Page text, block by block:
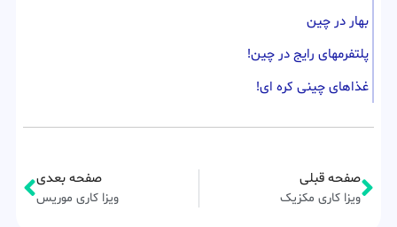
بهار در چین
پلتفرمهای رایج در چین!
غذاهای چینی کره ای!
صفحه قبلی
ویزا کاری مکزیک
صفحه بعدی
ویزا کاری موریس